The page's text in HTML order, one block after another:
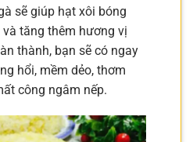
sẽ giúp hạt xôi bóng
tăng thêm hương vị
thành, bạn sẽ có ngay
hổi, mềm dẻo, thơm
công ngâm nếp.